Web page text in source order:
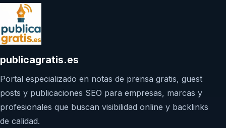
publicagratis.es
Portal especializado en notas de prensa gratis, guest
posts y publicaciones SEO para empresas, marcas y
profesionales que buscan visibilidad online y backlinks
de calidad.